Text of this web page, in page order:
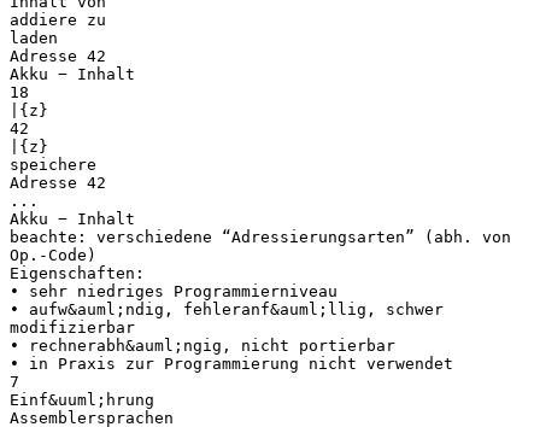
addiere zu
laden
Adresse 42
Akku − Inhalt
18
|{z}
42
|{z}
speichere
Adresse 42
...
Akku − Inhalt
beachte: verschiedene “Adressierungsarten” (abh. von
Op.-Code)
Eigenschaften:
• sehr niedriges Programmierniveau
• aufw&auml;ndig, fehleranf&auml;llig, schwer
modifizierbar
• rechnerabh&auml;ngig, nicht portierbar
• in Praxis zur Programmierung nicht verwendet
7
Einf&uuml;hrung
Assemblersprachen